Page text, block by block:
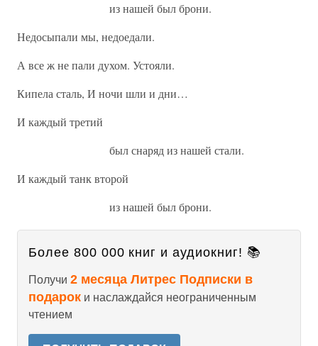
из нашей был брони.
Недосыпали мы, недоедали.
А все ж не пали духом. Устояли.
Кипела сталь, И ночи шли и дни…
И каждый третий
был снаряд из нашей стали.
И каждый танк второй
из нашей был брони.
Более 800 000 книг и аудиокниг! 📚
Получи 2 месяца Литрес Подписки в
подарок и наслаждайся неограниченным
чтением